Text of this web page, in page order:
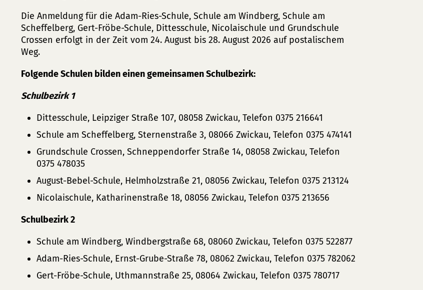
Die Anmeldung für die Adam-Ries-Schule, Schule am Windberg, Schule am
Scheffelberg, Gert-Fröbe-Schule, Dittesschule, Nicolaischule und Grundschule
Crossen erfolgt in der Zeit vom 24. August bis 28. August 2026 auf postalischem
Weg.
Folgende Schulen bilden einen gemeinsamen Schulbezirk:
Schulbezirk 1
Dittesschule, Leipziger Straße 107, 08058 Zwickau, Telefon 0375 216641
Schule am Scheffelberg, Sternenstraße 3, 08066 Zwickau, Telefon 0375 474141
Grundschule Crossen, Schneppendorfer Straße 14, 08058 Zwickau, Telefon
0375 478035
August-Bebel-Schule, Helmholzstraße 21, 08056 Zwickau, Telefon 0375 213124
Nicolaischule, Katharinenstraße 18, 08056 Zwickau, Telefon 0375 213656
Schulbezirk 2
Schule am Windberg, Windbergstraße 68, 08060 Zwickau, Telefon 0375 522877
Adam-Ries-Schule, Ernst-Grube-Straße 78, 08062 Zwickau, Telefon 0375 782062
Gert-Fröbe-Schule, Uthmannstraße 25, 08064 Zwickau, Telefon 0375 780717